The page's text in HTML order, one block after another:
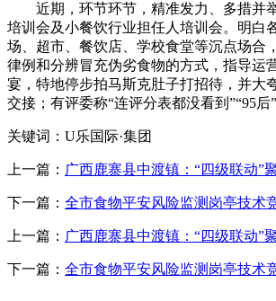
近期，环节环节，精准发力、多措并举
培训会及小餐饮行业担任人培训会。明白
场、超市、餐饮店、学校食堂等沉点场合
律例和分辨冒充伪劣食物的方式，指导运
宴，特地停步拍马斯克肚子打招待，并大
交接；有评委称“连评分表都没看到”“95
关键词：U乐国际·集团
上一篇： 广西鹿寨县中渡镇：“四级联动”
下一篇： 全市食物平安风险监测岗亭技术
上一篇： 广西鹿寨县中渡镇：“四级联动”
下一篇： 全市食物平安风险监测岗亭技术